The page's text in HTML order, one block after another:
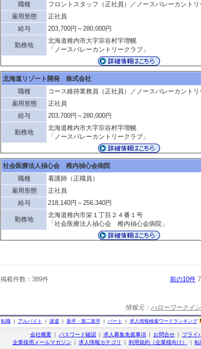
職種
フロントスタッフ（正社員）／ノースバレーカント
雇用形態
正社員
給与
203,700円～280,000円
勤務地
北海道稚内市大字宗谷村字増幌
「ノースバレーカントリークラブ」
北海道リゾート開発 株式会社
職種
コース維持業務員（正社員）／ノースバレーカント
雇用形態
正社員
給与
203,700円～280,000円
勤務地
北海道稚内市大字宗谷村字増幌
「ノースバレーカントリークラブ」
社会医療法人禎心会 稚内禎心会病院
職種
看護師（正職員）
雇用形態
正社員
給与
218,140円～256,340円
勤務地
北海道稚内市栄１丁目２４番１号
「社会医療法人禎心会 稚内禎心会病院」
掲載件数：389件 前の10件
情報元： ハローワークイ
転職| アルバイト | 派遣 | 新卒・第二新卒| パート | 求人情報検索ワードランキング
会社概要| パスワード確認| 求人募集免責事項| お問合せ| プライ
企業様用メールマガジン | 求人情報カテゴリ | 利用規約（企業様向け） | 転